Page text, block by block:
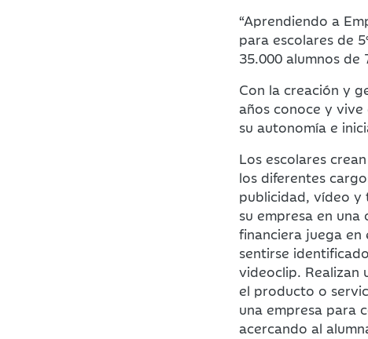
“Aprendiendo a
para escolares de
35.000 alumnos
Con la creación y
años conoce y
su autonomía e
Los escolares
los diferentes
publicidad, vídeo y
su empresa en
financiera juega
sentirse
videoclip. Realizan
el producto o
una empresa para
acercando al